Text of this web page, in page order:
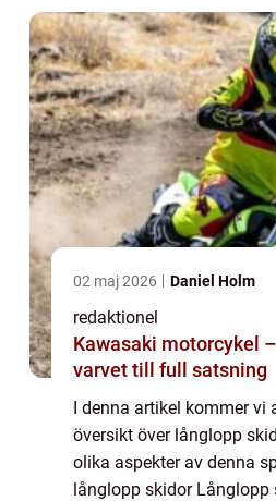
02 maj 2026 Daniel Holm
redaktionel
Kawasaki motorcykel
varvet till full satsning
I denna artikel kommer vi
översikt över långlopp
olika aspekter av denna
långlopp skidor Långlopp